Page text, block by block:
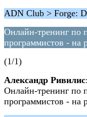
ADN Club > Forge:
Онлайн-тренинг по
программистов - на
(1/1)
Александр Ривилис:
Онлайн-тренинг по
программистов - на